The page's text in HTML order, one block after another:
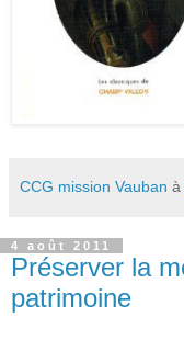
CCG mission Vauban à
4 août 2011
Préserver la
patrimoine